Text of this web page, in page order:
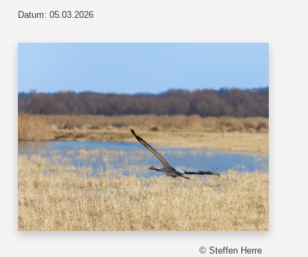
Datum: 05.03.2026
© Steffen Herre